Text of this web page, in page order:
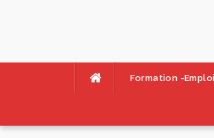
Formation -Emploi